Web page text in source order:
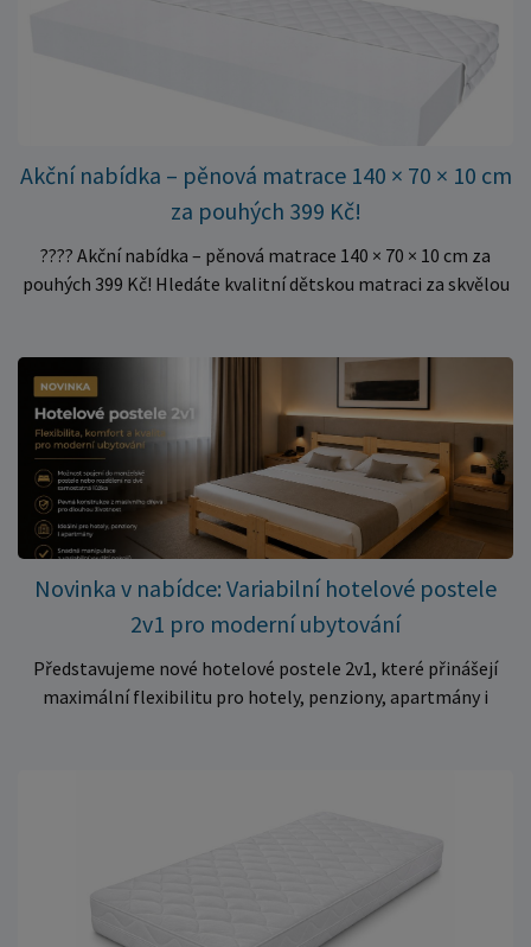
Vyberte si vhodný rozměr a dopřejte své matraci kvalitní
podklad za výhodnou cenu.
Akční nabídka – pěnová matrace 140 × 70 × 10 cm
za pouhých 399 Kč!
???? Akční nabídka – pěnová matrace 140 × 70 × 10 cm za
pouhých 399 Kč! Hledáte kvalitní dětskou matraci za skvělou
✅ Pohodlné pěnové jádro pro komfortní spánek dítěte ✅
Skvělá volba do dětských postýlek ✅ Výjimečně výhodná cena
– jen 399 Kč Využijte této mimořádné nabídky a pořiďte
kvalitní matraci za cenu, která patří k nejvýhodnějším na
trhu. Akce platí pouze do vyprodání zásob. Nakupujte chytře a
ušetřete!
Novinka v nabídce: Variabilní hotelové postele
2v1 pro moderní ubytování
Představujeme nové hotelové postele 2v1, které přinášejí
maximální flexibilitu pro hotely, penziony, apartmány i
stabilitu a dlouhou životnost. Robustní konstrukce z
kvalitního masivního dřeva zajistí spolehlivé používání i při
každodenním zatížení v komerčních provozech. Hlavní